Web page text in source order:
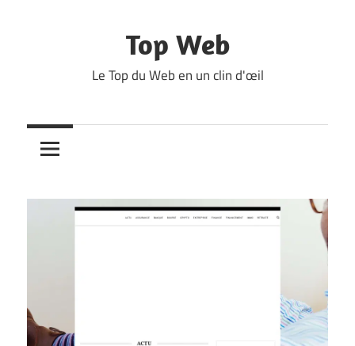
Top Web
Le Top du Web en un clin d'œil